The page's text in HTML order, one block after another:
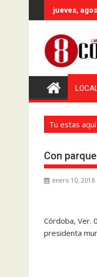
al
jueves,
Tu estas aquí
Con
enero 10, 2018
Córdoba, Ver.
presidenta